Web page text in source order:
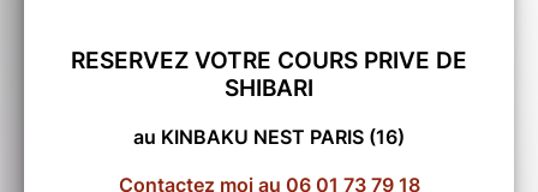
RESERVEZ VOTRE COURS PRIVE DE
SHIBARI
au KINBAKU NEST PARIS (16)
Contactez moi au 06 01 73 79 18